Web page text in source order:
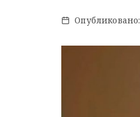
Опубликовано: